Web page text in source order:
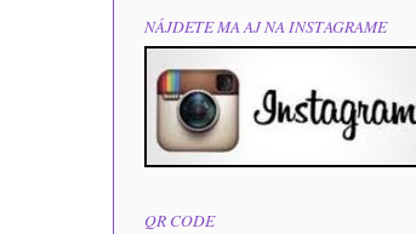
NÁJDETE MA AJ NA INSTAGRAME
QR CODE